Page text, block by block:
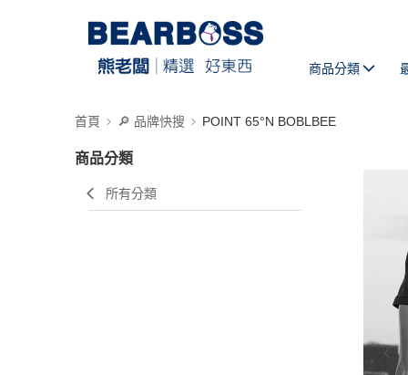
商品分類
首頁 🔎 品牌快搜 POINT 65°N BOBLBEE
商品分類
所有分類